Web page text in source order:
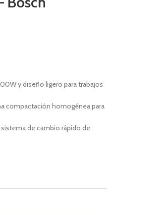
y diseño ligero para trabajos
compactación homogénea para
de cambio rápido de